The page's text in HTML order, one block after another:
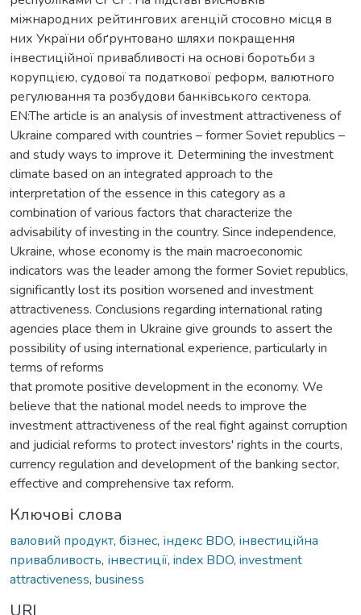
міжнародних рейтингових агенцій стосовно місця в
них України обґрунтовано шляхи покращення
інвестиційної привабливості на основі боротьби з
корупцією, судової та податкової реформ, валютного
регулювання та розбудови банківського сектора.
EN:The article is an analysis of investment attractiveness of
Ukraine compared with countries – former Soviet republics –
and study ways to improve it. Determining the investment
climate based on an integrated approach to the
interpretation of the essence in this category as a
combination of various factors that characterize the
advisability of investing in the country. Since independence,
Ukraine, whose economy is the main macroeconomic
indicators was the leader among the former Soviet republics,
significantly lost its position worsened and investment
attractiveness. Conclusions regarding international rating
agencies place them in Ukraine give grounds to assert the
possibility of using international experience, particularly in
terms of reforms
that promote positive development in the economy. We
believe that the national model needs to improve the
investment attractiveness of the real fight against corruption
and judicial reforms to protect investors' rights in the courts,
currency regulation and development of the banking sector,
effective and comprehensive tax reform.
Ключові слова
валовий продукт, бізнес, індекс BDO, інвестиційнa
привабливость, інвестиції, index BDO, investment
attractiveness, business
URI